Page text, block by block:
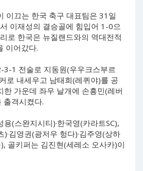
이끄는 한국 축구 대표팀은 31일
이재성의 결승골에 힘입어 1-0으
로 한국은 뉴질랜드와의 역대전적
이어갔다.
3-1 전술로 지동원(우우크스부르
로 내세우고 남태희(레퀴야)를 공
한 가운데 좌우 날개에 손흥민(레버
출격시켰다.
(스완지시티)·한국영(카라트SC),
김영권(광저우 헝다)·김주영(상하
골키퍼는 김진현(세레소 오사카)이